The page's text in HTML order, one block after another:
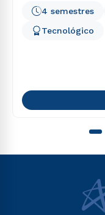
4 semestres
Tecnológico